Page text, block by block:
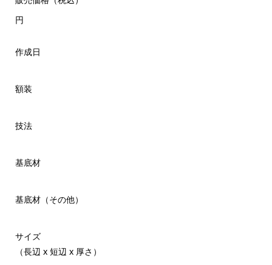
円
作成日
額装
技法
基底材
基底材（その他）
サイズ
（長辺 x 短辺 x 厚さ）